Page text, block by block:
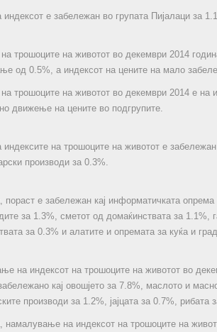
индексот е забележан во групата Пијалаци за
на трошоците на животот во декември 2014
од 0.5%, а индексот на цените на мало
трошоците на животот во декември 2014 е на
движење на цените во подгрупите.
индексите на трошоците на животот е забележан
производи за 0.3%.
пораст е забележан кај информатичката
за 1.3%, сметот од домаќинствата за 1.1%,
за 0.3% и алатите и опремата за куќа и
на индексот на трошоците на животот во
кај овошјето за 7.8%, маслото и
производи за 1.2%, јајцата за 0.7%,
намалување на индексот на трошоците на